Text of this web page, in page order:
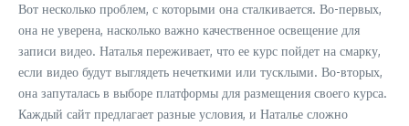
Вот несколько проблем, с которыми она сталкивается. Во-первых,
она не уверена, насколько важно качественное освещение для
записи видео. Наталья переживает, что ее курс пойдет на смарку,
если видео будут выглядеть нечеткими или тусклыми. Во-вторых,
она запуталась в выборе платформы для размещения своего курса.
Каждый сайт предлагает разные условия, и Наталье сложно